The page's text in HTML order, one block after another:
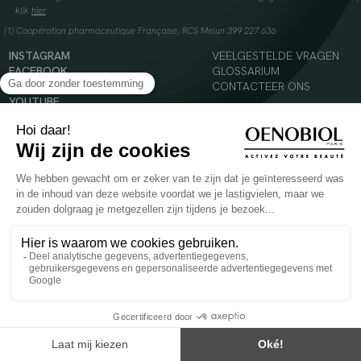
klik hier
(1) Coopération pharmaceutique Française, RCS Melun 399 227 636
INSTAGRAM
FACEBOOK
TIKTOK
YOUTUBE
VEELGESTELDE VRAGEN
GLOSSARIUM
CONTACTEER ONS
Voedingssupplement dat moet worden geconsumeerd als onderdeel van een gevarieerde,
evenwichtige voeding en een gezonde levensstijl. Aanbevolen dagelijkse dosis niet
overschrijden. Enkel voor volwassenen, buiten het bereik van kinderen houden.